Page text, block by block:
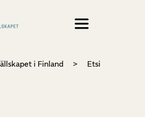
i Finland >
Etsi